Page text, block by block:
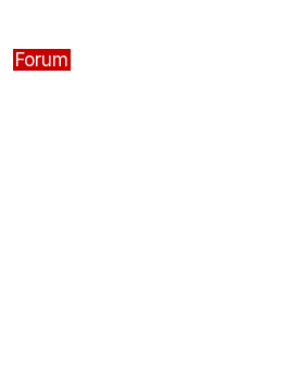
Forum